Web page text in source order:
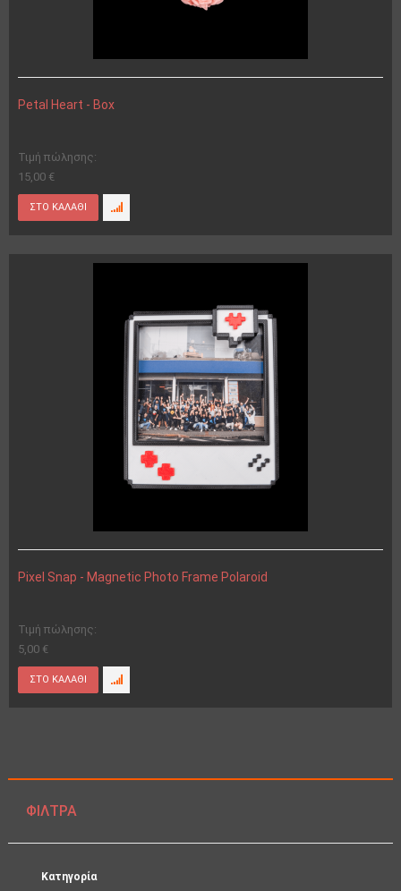
Petal Heart - Box
Τιμή πώλησης:
15,00 €
Pixel Snap - Magnetic Photo Frame Polaroid
Τιμή πώλησης:
5,00 €
ΦΊΛΤΡΑ
Κατηγορία